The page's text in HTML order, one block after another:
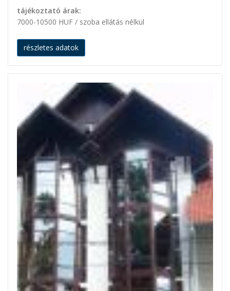
tájékoztató árak:
7000-10500 HUF / szoba ellátás nélkül
részletes adatok